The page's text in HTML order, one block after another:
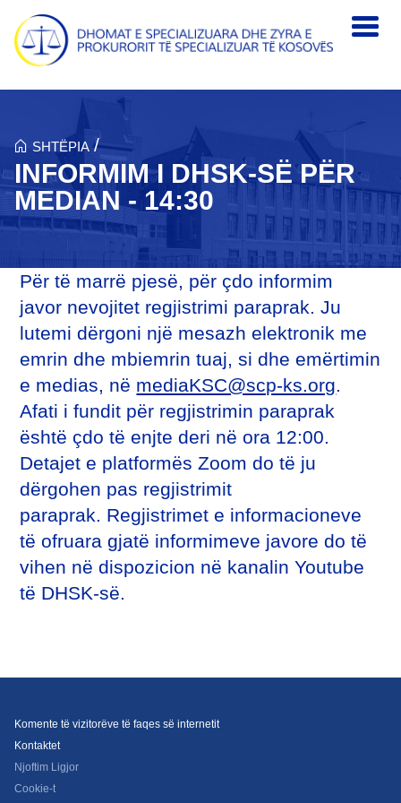
Skip to main content
SHTËPIA /
INFORMIM I DHSK-SË PËR
MEDIAN - 14:30
Për të marrë pjesë, për çdo informim
javor nevojitet regjistrimi paraprak. Ju
lutemi dërgoni një mesazh elektronik me
emrin dhe mbiemrin tuaj, si dhe emërtimin
e medias, në mediaKSC@scp-ks.org.
Afati i fundit për regjistrimin paraprak
është çdo të enjte deri në ora 12:00.
Detajet e platformës Zoom do të ju
dërgohen pas regjistrimit
paraprak. Regjistrimet e informacioneve
të ofruara gjatë informimeve javore do të
vihen në dispozicion në kanalin Youtube
të DHSK-së.
Komente të vizitorëve të faqes së internetit
Kontaktet
Njoftim Ligjor
Cookie-t